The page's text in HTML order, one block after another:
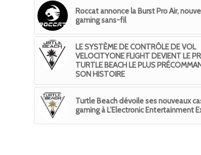
Roccat annonce la Burst Pro Air,
gaming sans-fil
LE SYSTÈME DE CONTRÔLE DE VOL
VELOCITYONE FLIGHT DEVIENT LE
TURTLE BEACH LE PLUS
SON HISTOIRE
Turtle Beach dévoile ses nouveaux
gaming à L’Electronic Entertainment